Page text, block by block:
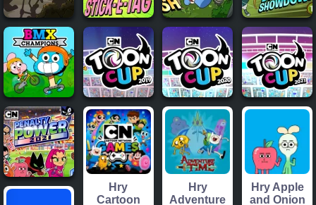
Hry
Cartoon
Hry
Adventure
Hry Apple
and Onion